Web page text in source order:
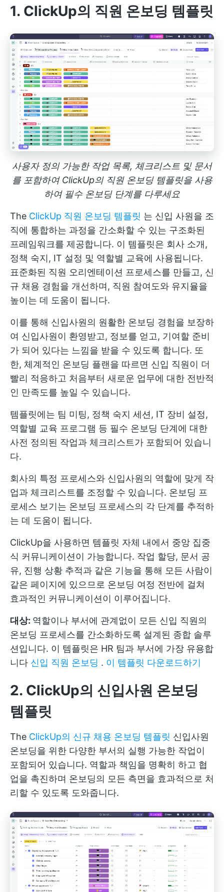
1. ClickUp의 직원 온보딩 템플릿
사용자 정의 가능한 작업 목록, 체크리스트 및 문서
를 포함하여 ClickUp의 직원 온보딩 템플릿을 사용
하여 필수 온보딩 단계를 다루세요
The ClickUp 직원 온보딩 템플릿 는 신입 사원을 조
직에 통합하는 과정을 간소화할 수 있는 구조화된
프레임워크를 제공합니다. 이 템플릿은 회사 소개,
정책 숙지, IT 설정 및 역할별 교육에 사용됩니다.
표준화된 직원 오리엔테이션 프로세스를 만들고, 신
규 채용 경험을 개선하며, 직원 참여도와 유지율을
높이는 데 도움이 됩니다.
이를 통해 신입사원의 원활한 온보딩 경험을 보장하
여 신입사원이 환영받고, 정보를 얻고, 기여할 준비
가 되어 있다는 느낌을 받을 수 있도록 합니다. 또
한, 체계적인 온보딩 플랜을 따르면 신입 직원이 더
빨리 적응하고 처음부터 새로운 업무에 대한 전반적
인 만족도를 높일 수 있습니다.
템플릿에는 팀 미팅, 정책 숙지 세션, IT 장비 설정,
역할별 교육 프로그램 등 필수 온보딩 단계에 대한
사전 정의된 작업과 체크리스트가 포함되어 있습니
다.
회사의 특정 프로세스와 신입사원의 역할에 맞게 작
업과 체크리스트를 조정할 수 있습니다. 온보딩 프
로세스 보기는 온보딩 프로세스의 각 단계를 추적하
는 데 도움이 됩니다.
ClickUp을 사용하면 템플릿 자체 내에서 중앙 집중
식 커뮤니케이션이 가능합니다. 작업 할당, 문서 공
유, 진행 상황 추적과 같은 기능을 통해 모든 사람이
같은 페이지에 있으므로 온보딩 여정 전반에 걸쳐
효과적인 커뮤니케이션이 이루어집니다.
대상: 역할이나 부서에 관계없이 모든 신입 직원의
온보딩 프로세스를 간소화하도록 설계된 종합 솔루
션입니다. 이 템플릿은 HR 팀과 부서에 가장 유용합
니다 신입 직원 온보딩 . 이 템플릿 다운로드하기
2. ClickUp의 신입사원 온보딩
템플릿
The ClickUp의 신규 채용 온보딩 템플릿 신입사원
온보딩을 위한 다양한 부서의 실행 가능한 작업이
포함되어 있습니다. 역할과 책임을 명확히 하고 협
업을 촉진하며 온보딩의 모든 측면을 효과적으로 처
리할 수 있도록 도와줍니다.